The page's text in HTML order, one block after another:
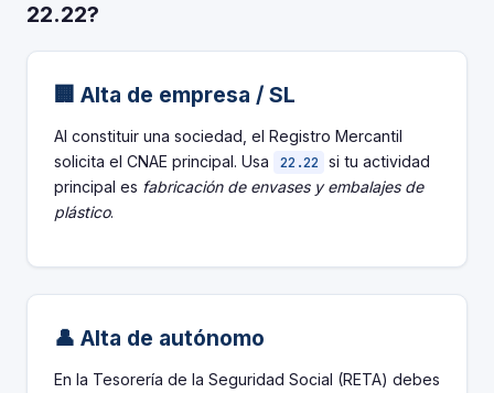
22.22?
🏢 Alta de empresa / SL
Al constituir una sociedad, el Registro Mercantil
solicita el CNAE principal. Usa
22.22 si tu actividad
principal es fabricación de envases y embalajes de
plástico.
👤 Alta de autónomo
En la Tesorería de la Seguridad Social (RETA) debes